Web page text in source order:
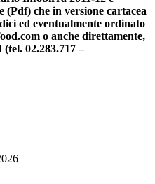
(Pdf) che in versione cartacea
ed eventualmente ordinato
o anche direttamente,
02.283.717 –